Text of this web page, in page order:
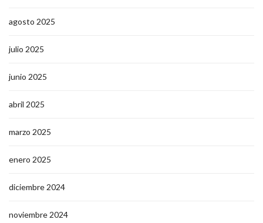
agosto 2025
julio 2025
junio 2025
abril 2025
marzo 2025
enero 2025
diciembre 2024
noviembre 2024